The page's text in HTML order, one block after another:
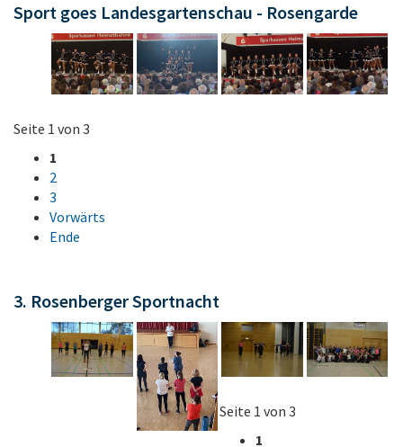
Sport goes Landesgartenschau - Rosengarde
Seite 1 von 3
1
2
3
Vorwärts
Ende
3. Rosenberger Sportnacht
Seite 1 von 3
1